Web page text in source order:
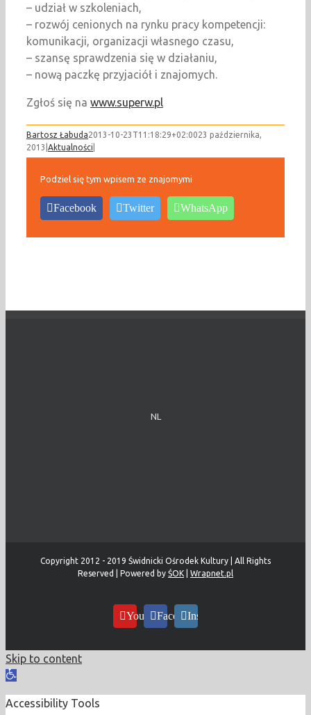
– udział w szkoleniach,
– rozwój cenionych na rynku pracy kompetencji:
komunikacji, organizacji własnego czasu,
– szansę sprawdzenia się w działaniu,
– nową paczkę przyjaciół i znajomych.
Zgłoś się na www.superw.pl
Bartosz Łabuda2013-10-23T11:18:29+02:0023 października,
2013 Aktualności
Podziel się tym wpisem ze znajomymi
Facebook Twitter WhatsApp
NL
Copyright 2012 - 2019 Świdnicki Ośrodek Kultury | All Rights
Reserved | Powered by ŚOK Wrapnet.pl
YouTubeFacebookInstagram
Skip to content
Open
Accessibility Tools